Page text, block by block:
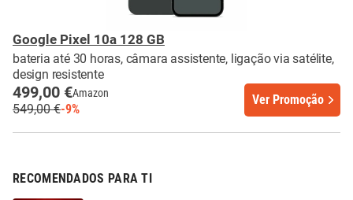
Google Pixel 10a 128 GB
bateria até 30 horas, câmara assistente, ligação via satélite,
design resistente
499,00 €Amazon
549,00 €-9%
Ver Promoção
RECOMENDADOS PARA TI